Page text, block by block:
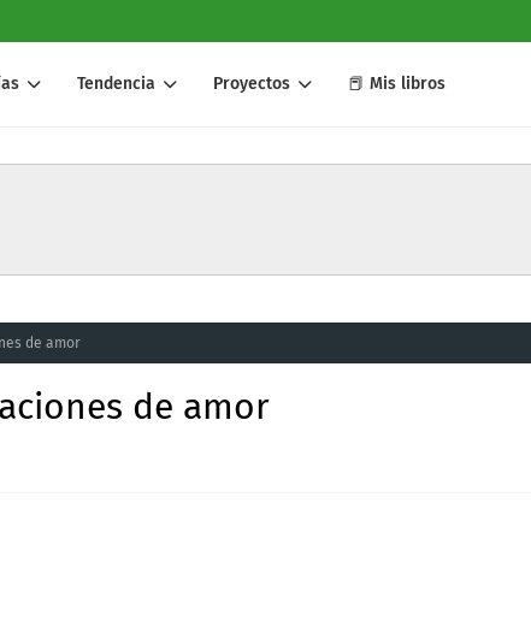
Tendencia Proyectos 📕 Mis libros
de amor
de amor